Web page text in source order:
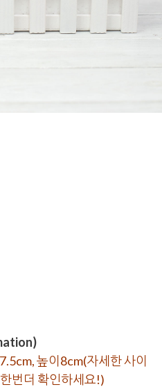
높이8cm(자세한 사이
번더 확인하세요!)